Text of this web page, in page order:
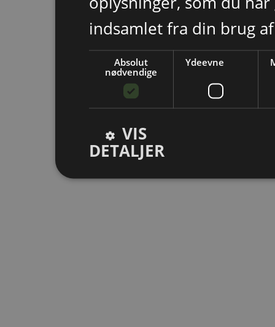
indsamlet fra din brug
Absolut
nødvendige
Ydeevne
VIS
DETALJER